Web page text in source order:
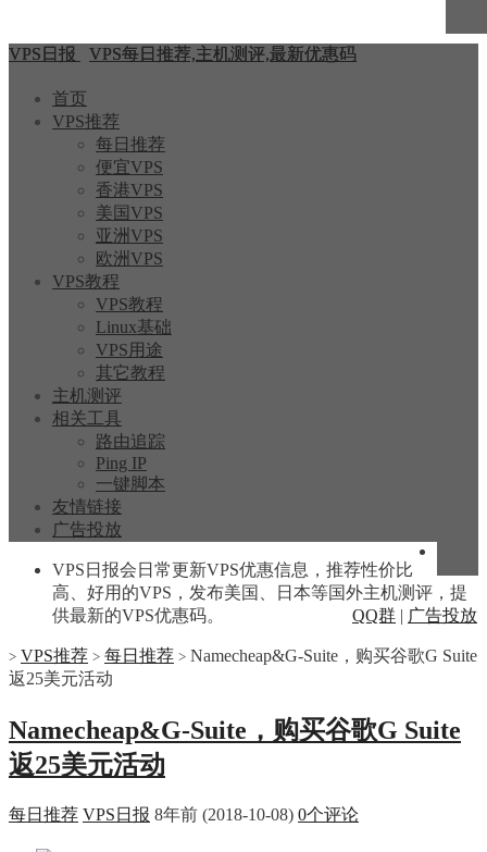
VPS日报 VPS每日推荐,主机测评,最新优惠码
首页
VPS推荐
每日推荐
便宜VPS
香港VPS
美国VPS
亚洲VPS
欧洲VPS
VPS教程
VPS教程
Linux基础
VPS用途
其它教程
主机测评
相关工具
路由追踪
Ping IP
一键脚本
友情链接
广告投放
VPS日报会日常更新VPS优惠信息，推荐性价比
高、好用的VPS，发布美国、日本等国外主机测评，提
供最新的VPS优惠码。
QQ群 | 广告投放
> VPS推荐 > 每日推荐 > Namecheap&G-Suite，购买谷歌G Suite
返25美元活动
Namecheap&G-Suite，购买谷歌G Suite
返25美元活动
每日推荐 VPS日报 8年前 (2018-10-08) 0个评论